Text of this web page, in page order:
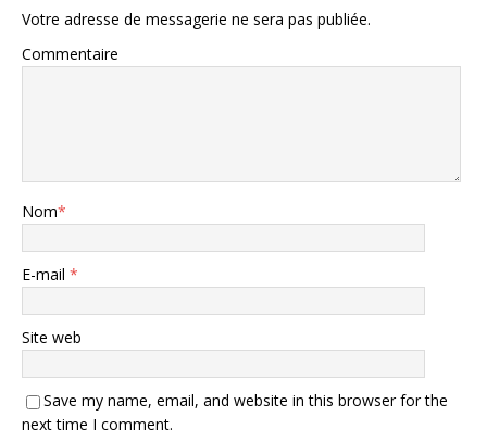
Votre adresse de messagerie ne sera pas publiée.
Commentaire
Nom*
E-mail *
Site web
Save my name, email, and website in this browser for the
next time I comment.